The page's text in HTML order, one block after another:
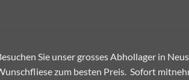
Sie unser grosses Abhollager in
zum besten Preis. Sofort